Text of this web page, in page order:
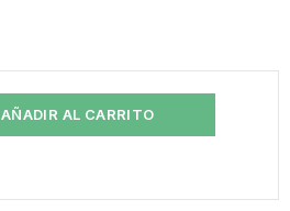
AÑADIR AL CARRITO